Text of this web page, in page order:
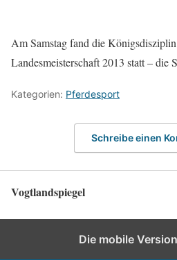
Am Samstag fand die
Landesmeisterschaft 2013 statt – die
Kategorien: Pferdesport
Schreibe einen
Vogtlandspiegel
Die mobile